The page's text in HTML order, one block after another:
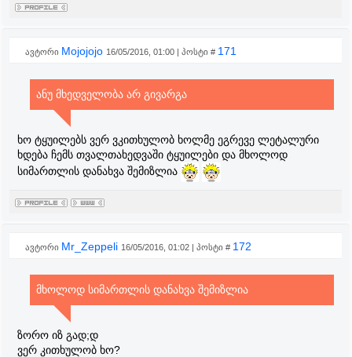
ავტორი Mojojojo 16/05/2016, 01:00 | პოსტი # 171
ანუ მხედველობა არ გივარგა
ხო ტყუილებს ვერ ვკითხულობ ხოლმე ეგრევე ლეტალური
ხდება ჩემს თვალთახედვაში ტყუილები და მხოლოდ
სიმართლის დანახვა შემიზლია
ავტორი Mr_Zeppeli 16/05/2016, 01:02 | პოსტი # 172
მხოლოდ სიმართლის დანახვა შემიზლია
ზორო იზ გად;დ
ვერ კითხულობ ხო?